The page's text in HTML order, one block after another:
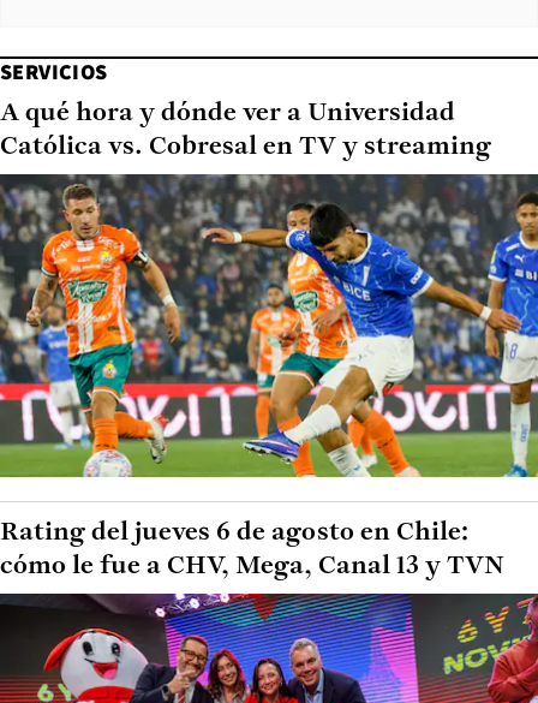
SERVICIOS
A qué hora y dónde ver a Universidad
Católica vs. Cobresal en TV y streaming
Rating del jueves 6 de agosto en Chile:
cómo le fue a CHV, Mega, Canal 13 y TVN